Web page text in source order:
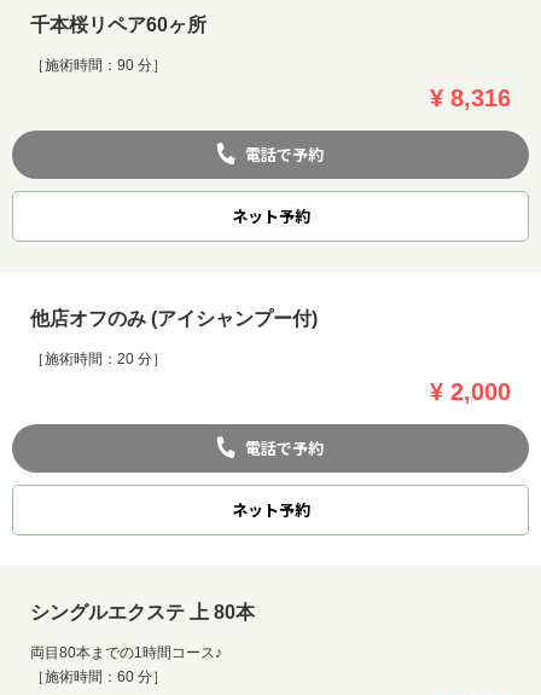
千本桜リペア60ヶ所
［施術時間：90 分］
¥ 8,316
電話で予約
ネット予約
他店オフのみ (アイシャンプー付)
［施術時間：20 分］
¥ 2,000
電話で予約
ネット予約
シングルエクステ 上 80本
両目80本までの1時間コース♪
［施術時間：60 分］